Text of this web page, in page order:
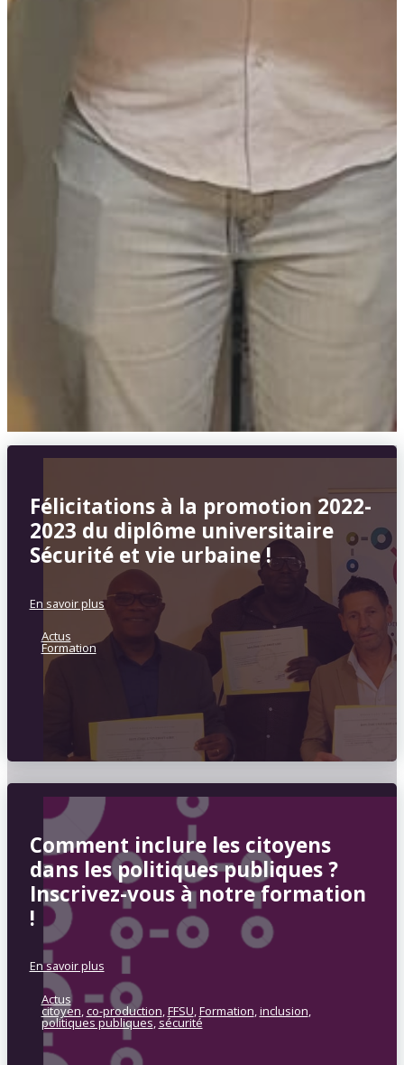
Félicitations à la promotion 2022-
2023 du diplôme universitaire
Sécurité et vie urbaine !
En savoir plus
Actus
Formation
Comment inclure les citoyens
dans les politiques publiques ?
Inscrivez-vous à notre formation
!
En savoir plus
Actus
citoyen,co-production,FFSU,Formation,inclusion,
politiques publiques,sécurité